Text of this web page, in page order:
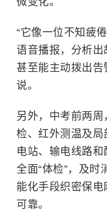
“它像一位不知疲
语音播报，分析
甚至能主动拨出告
说。
另外，中考前两
检、红外测温及
电站、输电线路和
全面“体检”，及时
能化手段织密保
可靠。